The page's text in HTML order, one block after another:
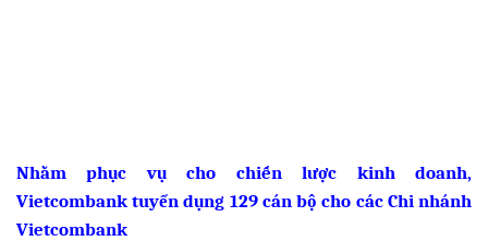
Nhằm phục vụ cho chiến lược kinh doanh,
Vietcombank tuyển dụng 129 cán bộ cho các Chi nhánh
Vietcombank